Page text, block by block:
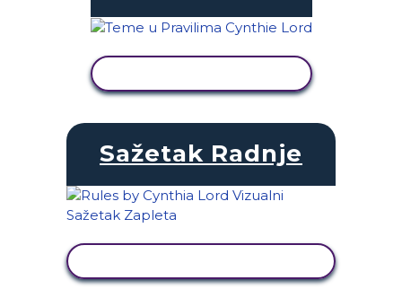
Sažetak Radnje